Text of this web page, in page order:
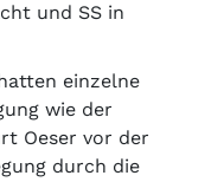
und SS in
einzelne
wie der
Oeser vor der
durch die